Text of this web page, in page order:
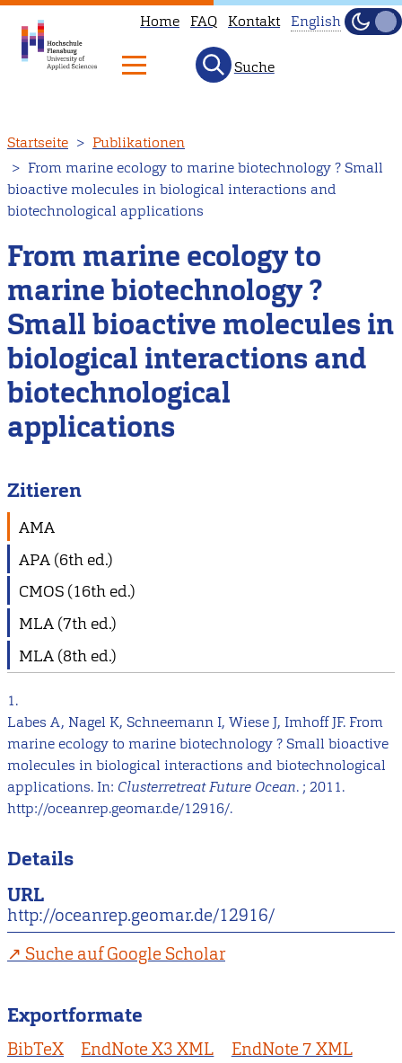
zum
Inhalt
Home FAQ Kontakt
available
in
Head
to
our
English
main
page
English
Hell
Suche
Startseite
Publikationen
From marine ecology to marine biotechnology ? Small
bioactive molecules in biological interactions and
biotechnological applications
From marine ecology to
marine biotechnology ?
Small bioactive molecules in
biological interactions and
biotechnological
applications
Zitieren
AMA
APA (6th ed.)
CMOS (16th ed.)
MLA (7th ed.)
MLA (8th ed.)
1.
Labes A, Nagel K, Schneemann I, Wiese J, Imhoff JF. From
marine ecology to marine biotechnology ? Small bioactive
molecules in biological interactions and biotechnological
applications. In: Clusterretreat Future Ocean. ; 2011.
http://oceanrep.geomar.de/12916/.
Details
URL
http://oceanrep.geomar.de/12916/
Suche auf Google Scholar
Exportformate
BibTeX EndNote X3 XML
EndNote 7 XML